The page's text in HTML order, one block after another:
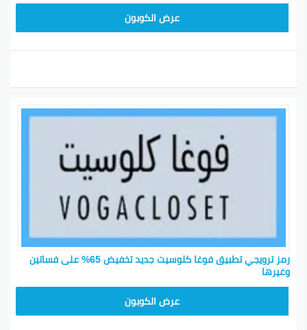
عرض الكوبون
رمز ترويجي تطبيق فوغا كلوسيت جديد تخفيض 65% على فساتين
وغيرها
عرض الكوبون